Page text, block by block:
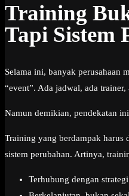
Training
Tapi Sistem
Selama ini, banyak perusahaan
“event”. Ada jadwal, ada trainer,
Namun demikian, pendekatan
Training yang berdampak harus
sistem perubahan. Artinya,
Terhubung dengan